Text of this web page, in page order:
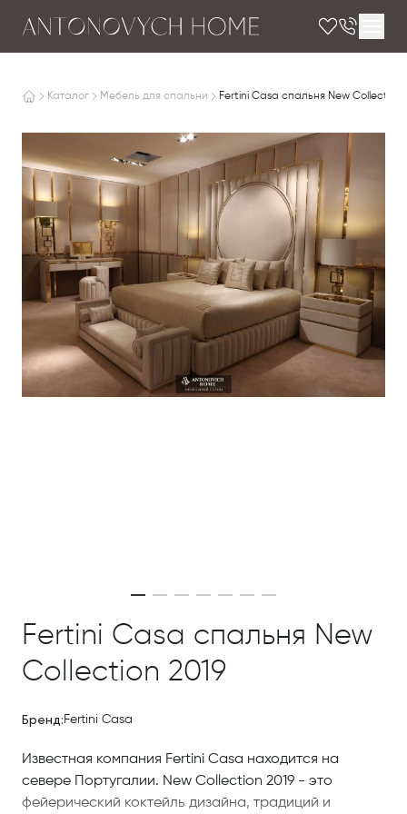
Каталог Мебель для спальни Fertini Casa спальня New Collection
Fertini Casa спальня New
Collection 2019
Бренд: Fertini Casa
Известная компания Fertini Casa находится на
севере Португалии. New Collection 2019 - это
фейерический коктейль дизайна, традиций и